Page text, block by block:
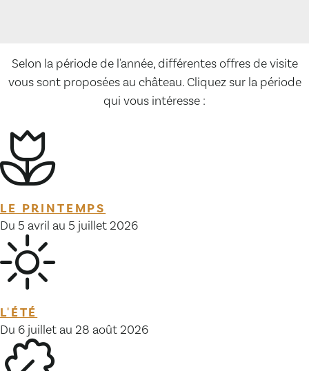
Selon la période de l'année, différentes offres de visite
vous sont proposées au château. Cliquez sur la période
qui vous intéresse :
LE PRINTEMPS
Du 5 avril au 5 juillet 2026
L'ÉTÉ
Du 6 juillet au 28 août 2026